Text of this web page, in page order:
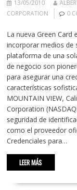
13/05/2010
CORPORATION
0
La nueva Green Card
incorporar medios de
plataforma de una
de negocio son
para asegurar una
características
MOUNTAIN VIEW,
Corporation
seguridad de
como el proveedor
Credenciales para…
LEER MÁS